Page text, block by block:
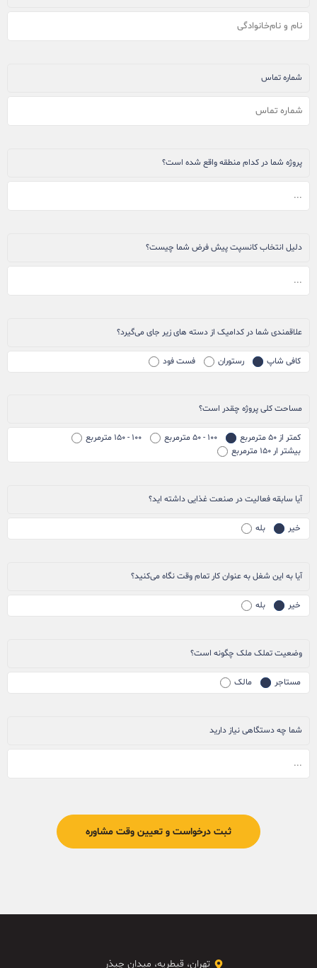
شماره تماس
پروژه شما در کدام منطقه واقع شده است؟
دلیل انتخاب کانسپت پیش فرض شما چیست؟
علاقمندی شما در کدامیک از دسته های زیر جای می‌گیرد؟
کافی شاپ رستوران فست فود
مساحت کلی پروژه چقدر است؟
کمتر از ۵۰ مترمربع ۱۰۰ - ۵۰ مترمربع
۱۰۰ - ۱۵۰ مترمربع
بیشتر ار ۱۵۰ مترمربع
آیا سابقه فعالیت در صنعت غذایی داشته اید؟
خیر بله
آیا به این شغل به عنوان کار تمام وقت نگاه می‌کنید؟
خیر بله
وضعیت تملک ملک چگونه است؟
مستاجر مالک
شما چه دستگاهی نیاز دارید
تهران، قیطریه، میدان چیذر